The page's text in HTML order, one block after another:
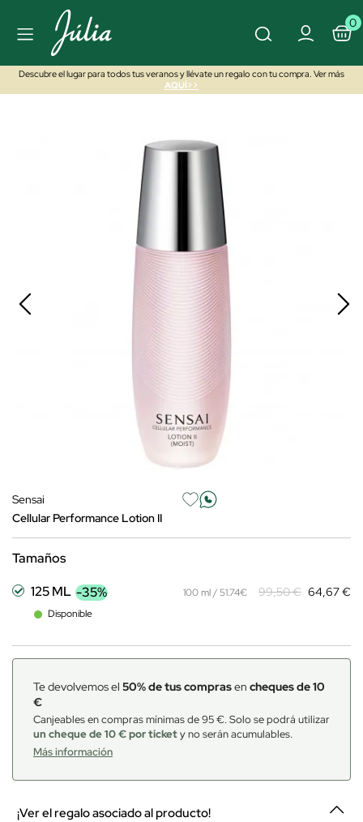
0
Descubre el lugar para todos tus veranos y llévate un regalo con tu compra. Ver más
AQUÍ>>
Sensai
Cellular Performance Lotion II
Tamaños
125 ML -35%
Disponible
100 ml / 51.74€ 99,50 € 64,67 €
Te devolvemos el 50% de tus comprasen cheques de 10
€
Canjeables en compras mínimas de 95 €. Solo se podrá utilizar
un cheque de 10 € por tickety no serán acumulables.
Más información
¡Ver el regalo asociado al producto!